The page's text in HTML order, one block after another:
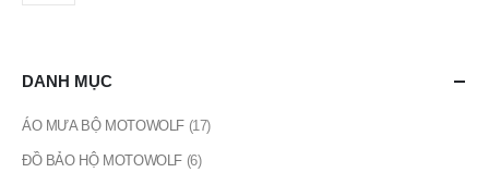
DANH MỤC
ÁO MƯA BỘ MOTOWOLF (17)
ĐỒ BẢO HỘ MOTOWOLF (6)